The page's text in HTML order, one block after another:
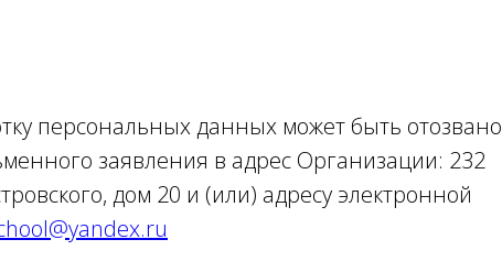
персональных данных может быть отозвано
заявления в адрес Организации: 232
дом 20 и (или) адресу электронной